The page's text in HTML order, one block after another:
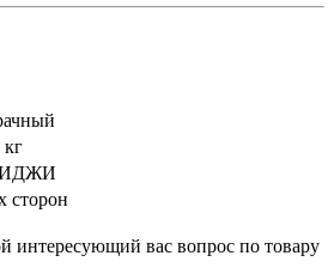
кг
сторон
интересующий вас вопрос по товару